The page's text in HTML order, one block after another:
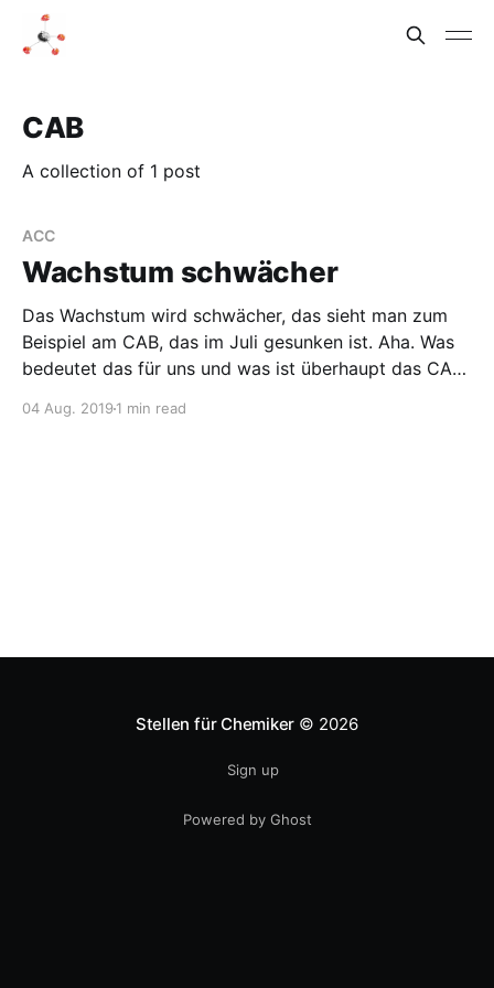
CAB
A collection of 1 post
ACC
Wachstum schwächer
Das Wachstum wird schwächer, das sieht man zum
Beispiel am CAB, das im Juli gesunken ist. Aha. Was
bedeutet das für uns und was ist überhaupt das CAB?
American Chemistry Council (ACC), also des
04 Aug. 2019 1 min read
Stellen für Chemiker © 2026
Sign up
Powered by Ghost